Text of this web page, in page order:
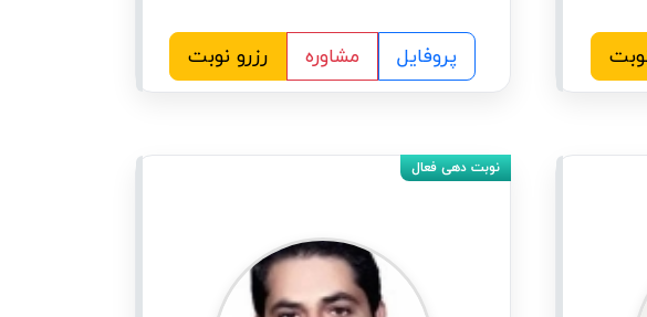
پروفایل مشاوره رزرو نوبت